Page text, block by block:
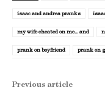
isaac and andrea pranks
my wife cheated on me... and
prank on boyfriend prank on
Previous article